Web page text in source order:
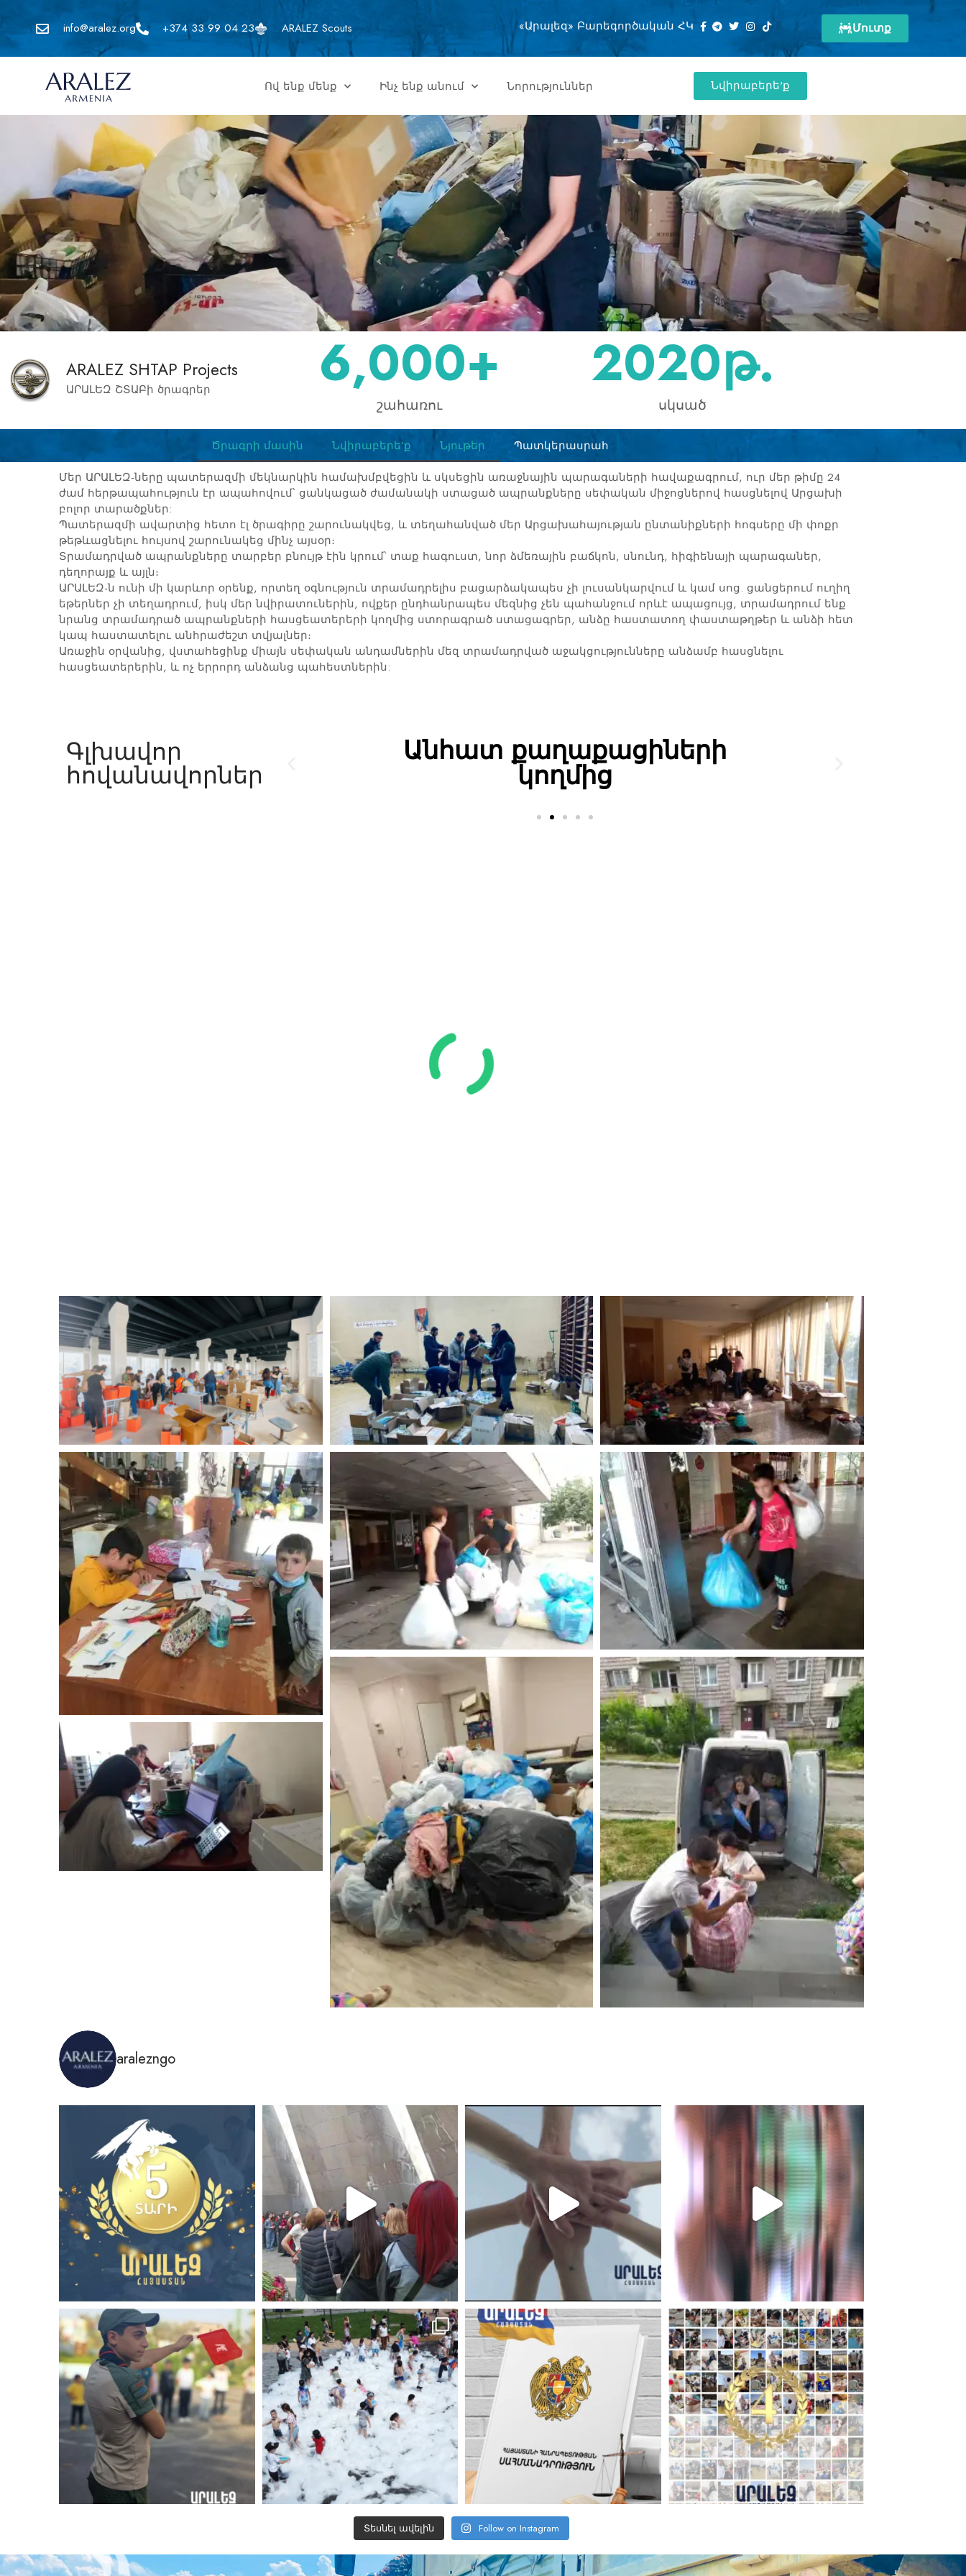
info@aralez.org +374 33 99 04 23 ARALEZ Scouts «Արալեզ» Բարեգործական ՀԿ Մուտք
Ով ենք մենք Ինչ ենք անում Նորություններ Նվիրաբերե'ք
ARALEZ SHTAP Projects
ԱՐԱԼԵԶ ՇՏԱԲի ծրագրեր
շահառու
6,000+
սկսած
2020թ.
Ծրագրի մասին Նվիրաբերե’ք Նյութեր
Պատկերասրահ
Մեր ԱՐԱԼԵԶ-ները պատերազմի մեկնարկին համախմբվեցին և սկսեցին առաջնային պարագաների հավաքագրում, ուր մեր թիմը 24
ժամ հերթապահություն էր ապահովում՝ ցանկացած ժամանակի ստացած ապրանքները սեփական միջոցներով հասցնելով Արցախի
բոլոր տարածքներ:
Պատերազմի ավարտից հետո էլ ծրագիրը շարունակվեց, և տեղահանված մեր Արցախահայության ընտանիքների հոգսերը մի փոքր
թեթևացնելու հույսով շարունակեց մինչ այսօր։
Տրամադրված ապրանքները տարբեր բնույթ էին կրում՝ տաք հագուստ, նոր ձմեռային բաճկոն, սնունդ, հիգիենայի պարագաներ,
դեղորայք և այլն։
ԱՐԱԼԵԶ-ն ունի մի կարևոր օրենք, որտեղ օգնություն տրամադրելիս բացարձակապես չի լուսանկարվում և կամ սոց. ցանցերում ուղիղ
եթերներ չի տեղադրում, իսկ մեր նվիրատուներին, ովքեր ընդհանրապես մեզնից չեն պահանջում որևէ ապացույց, տրամադրում ենք
նրանց տրամադրած ապրանքների հասցեատերերի կողմից ստորագրած ստացագրեր, անձը հաստատող փաստաթղթեր և անձի հետ
կապ հաստատելու անհրաժեշտ տվյալներ։
Առաջին օրվանից, վստահեցինք միայն սեփական անդամներին մեզ տրամադրված աջակցությունները անձամբ հասցնելու
հասցեատերերին, և ոչ երրորդ անձանց պահեստներին:
Գլխավոր
հովանավորներ
Տեր- Անհատ քաղաքացիների
կողմից
aralezngo
Տեսնել ավելին Follow on Instagram